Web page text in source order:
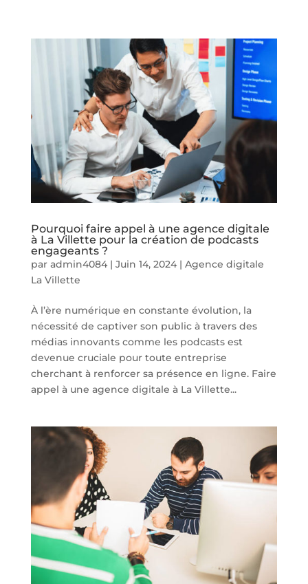
Pourquoi faire appel à une agence digitale
à La Villette pour la création de podcasts
engageants ?
par admin4084| Juin 14, 2024| Agence digitale
La Villette
À l’ère numérique en constante évolution, la
nécessité de captiver son public à travers des
médias innovants comme les podcasts est
devenue cruciale pour toute entreprise
cherchant à renforcer sa présence en ligne. Faire
appel à une agence digitale à La Villette...